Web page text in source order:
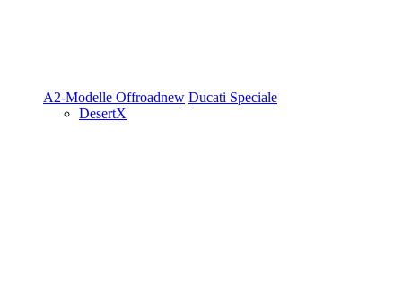
A2-Modelle Offroadnew Ducati Speciale
DesertX